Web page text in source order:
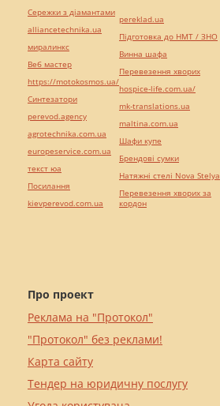
Про проект
Реклама на "Протокол"
"Протокол" без реклами!
Карта сайту
Тендер на юридичну послугу
Сережки з діамантами
alliancetechnika.ua
миралинкс
Веб мастер
https://motokosmos.ua/
Синтезатори
perevod.agency
agrotechnika.com.ua
europeservice.com.ua
текст юа
Посилання
kievperevod.com.ua
pereklad.ua
Підготовка до НМТ / ЗНО
Винна шафа
Перевезення хворих
hospice-life.com.ua/
mk-translations.ua
maltina.com.ua
Шафи купе
Брендові сумки
Натяжні стелі Nova Stelya
Перевезення хворих за
кордон